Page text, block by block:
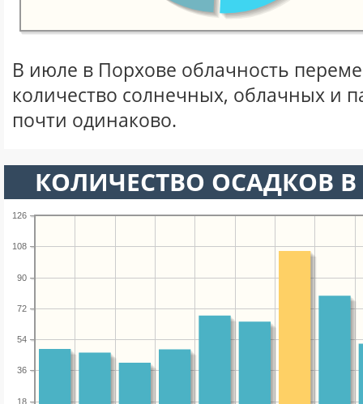
В июле в Порхове облачность
количество солнечных, облачных и
почти одинаково.
КОЛИЧЕСТВО ОСАДКОВ
18
36
54
72
90
108
126